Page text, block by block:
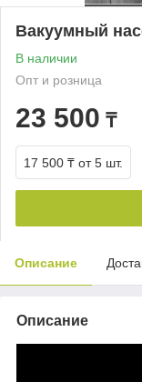
Вакуумный
В наличии
Опт и розница
23 500 ₸
17 500 ₸ от 5 шт.
Описание
Описание